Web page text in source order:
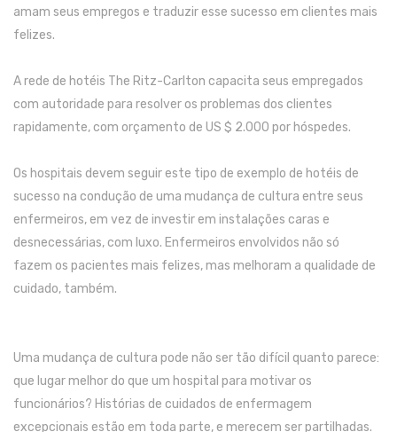
amam seus empregos e traduzir esse sucesso em clientes mais
felizes.
A rede de hotéis The Ritz-Carlton capacita seus empregados
com autoridade para resolver os problemas dos clientes
rapidamente, com orçamento de US $ 2.000 por hóspedes.
Os hospitais devem seguir este tipo de exemplo de hotéis de
sucesso na condução de uma mudança de cultura entre seus
enfermeiros, em vez de investir em instalações caras e
desnecessárias, com luxo. Enfermeiros envolvidos não só
fazem os pacientes mais felizes, mas melhoram a qualidade de
cuidado, também.
Uma mudança de cultura pode não ser tão difícil quanto parece:
que lugar melhor do que um hospital para motivar os
funcionários? Histórias de cuidados de enfermagem
excepcionais estão em toda parte, e merecem ser partilhadas.